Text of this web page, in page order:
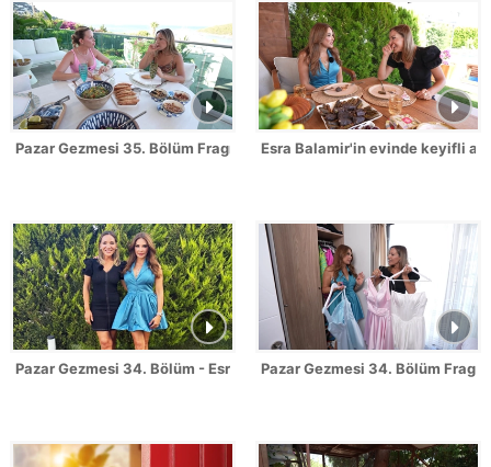
Pazar Gezmesi 35. Bölüm Fragmanı - Seda ÜrenEsra Balamir'in evinde keyifli
Pazar Gezmesi 34. Bölüm - Esra BalamirPazar Gezmesi 34. Bölüm